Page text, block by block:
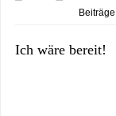
Ich wäre bereit!